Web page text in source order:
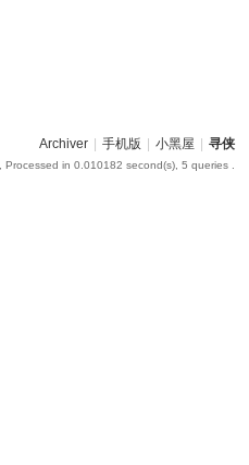
Archiver 手机版 小黑屋 寻侠
, Processed in 0.010182 second(s), 5 queries .